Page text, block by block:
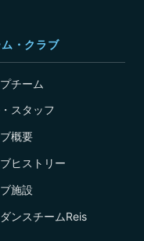
・クラブ
チーム
スタッフ
概要
ヒストリー
施設
ンスチームReis